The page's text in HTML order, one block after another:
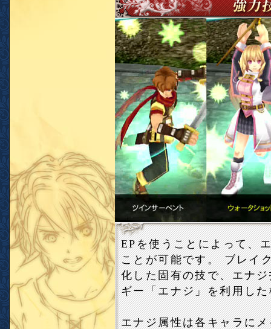
EPを使うことによって、
ことが可能です。 ブレイ
化した固有の技で、エナ
ギー「エナジ」を利用し
エナジ属性は各キャラに